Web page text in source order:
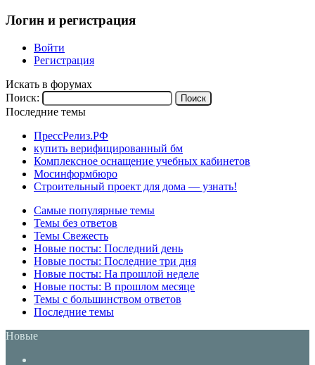
Логин и регистрация
Войти
Регистрация
Искать в форумах
Поиск:
Последние темы
ПрессРелиз.РФ
купить верифицированный бм
Комплексное оснащение учебных кабинетов
Мосинформбюро
Строительный проект для дома — узнать!
Самые популярные темы
Темы без ответов
Темы Свежесть
Новые посты: Последний день
Новые посты: Последние три дня
Новые посты: На прошлой неделе
Новые посты: В прошлом месяце
Темы с большинством ответов
Последние темы
Новые